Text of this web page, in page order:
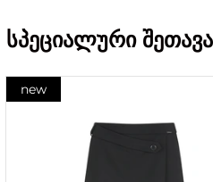
სპეციალური
new